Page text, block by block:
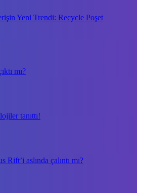
Yeni Trendi: Recycle Poşet
mı?
tanıttı!
Rift’i aslında çalıntı mı?